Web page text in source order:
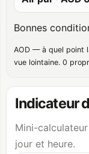
Bonnes
AOD — à quel point
vue lointaine. 0
Indicateur
Mini-
jour et heure.